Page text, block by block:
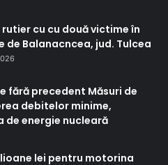
cu cu două victime în
de Balanacncea, jud. Tulcea
fără precedent Măsuri de
debitelor minime,
de energie nucleară
lei pentru motorina